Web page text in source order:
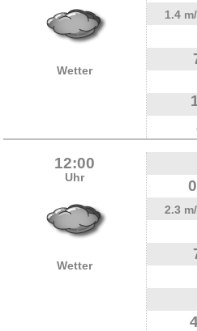
Wetter
1.4
12:00
Uhr
Wetter
2.3